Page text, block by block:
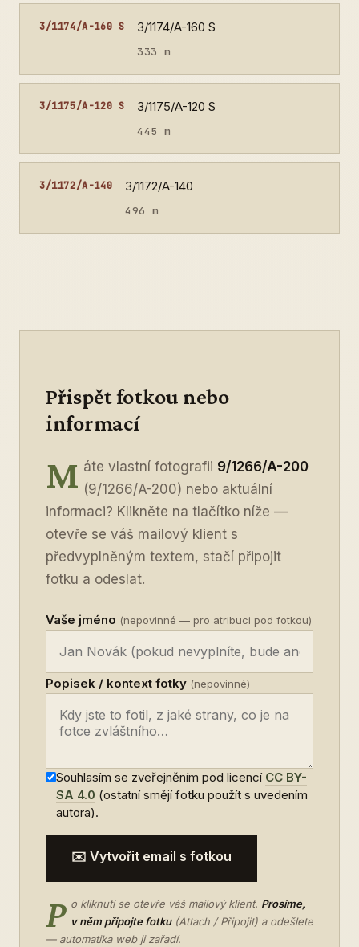
3/1174/A-160 S 3/1174/A-160 S
333 m
3/1175/A-120 S 3/1175/A-120 S
445 m
3/1172/A-140 3/1172/A-140
496 m
Přispět fotkou nebo
informací
M áte vlastní fotografii 9/1266/A-200
(9/1266/A-200) nebo aktuální
informaci? Klikněte na tlačítko níže —
otevře se váš mailový klient s
předvyplněným textem, stačí připojit
fotku a odeslat.
Vaše jméno (nepovinné — pro atribuci pod fotkou)
Popisek / kontext fotky (nepovinné)
Souhlasím se zveřejněním pod licencí CC BY-
SA 4.0 (ostatní smějí fotku použít s uvedením
autora).
✉️ Vytvořit email s fotkou
P o kliknutí se otevře váš mailový klient. Prosíme,
v něm připojte fotku(Attach / Připojit) a odešlete
— automatika web ji zařadí.